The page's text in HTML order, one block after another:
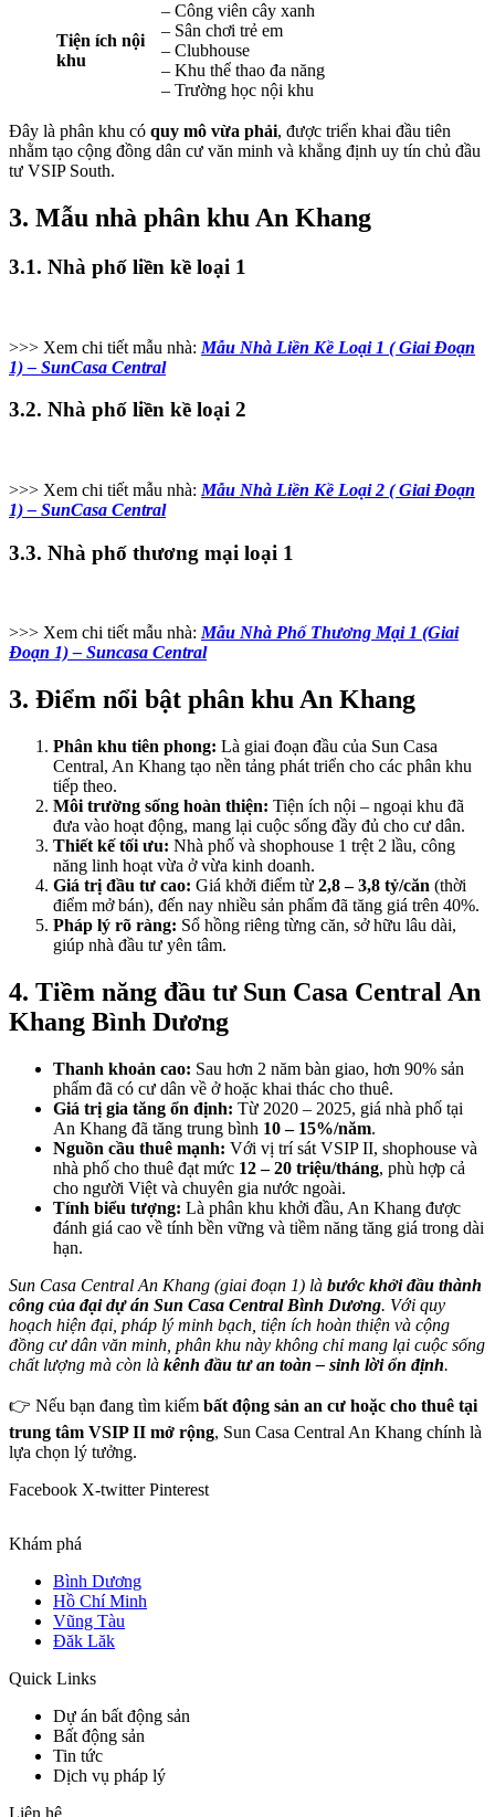
Tiện ích nội
khu
– Công viên cây xanh
– Sân chơi trẻ em
– Clubhouse
– Khu thể thao đa năng
– Trường học nội khu
Đây là phân khu có quy mô vừa phải, được triển khai đầu tiên
nhằm tạo cộng đồng dân cư văn minh và khẳng định uy tín chủ đầu
tư VSIP South.
3. Mẫu nhà phân khu An Khang
3.1. Nhà phố liền kề loại 1
>>> Xem chi tiết mẫu nhà: Mẫu Nhà Liền Kề Loại 1 ( Giai Đoạn
1) – SunCasa Central
3.2. Nhà phố liền kề loại 2
>>> Xem chi tiết mẫu nhà: Mẫu Nhà Liền Kề Loại 2 ( Giai Đoạn
1) – SunCasa Central
3.3. Nhà phố thương mại loại 1
>>> Xem chi tiết mẫu nhà:Mẫu Nhà Phố Thương Mại 1 (Giai
Đoạn 1) – Suncasa Central
3. Điểm nổi bật phân khu An Khang
Phân khu tiên phong: Là giai đoạn đầu của Sun Casa
Central, An Khang tạo nền tảng phát triển cho các phân khu
tiếp theo.
Môi trường sống hoàn thiện: Tiện ích nội – ngoại khu đã
đưa vào hoạt động, mang lại cuộc sống đầy đủ cho cư dân.
Thiết kế tối ưu: Nhà phố và shophouse 1 trệt 2 lầu, công
năng linh hoạt vừa ở vừa kinh doanh.
Giá trị đầu tư cao: Giá khởi điểm từ 2,8 – 3,8 tỷ/căn (thời
điểm mở bán), đến nay nhiều sản phẩm đã tăng giá trên 40%.
Pháp lý rõ ràng: Sổ hồng riêng từng căn, sở hữu lâu dài,
giúp nhà đầu tư yên tâm.
4. Tiềm năng đầu tư Sun Casa Central An
Khang Bình Dương
Thanh khoản cao: Sau hơn 2 năm bàn giao, hơn 90% sản
phẩm đã có cư dân về ở hoặc khai thác cho thuê.
Giá trị gia tăng ổn định: Từ 2020 – 2025, giá nhà phố tại
An Khang đã tăng trung bình 10 – 15%/năm.
Nguồn cầu thuê mạnh: Với vị trí sát VSIP II, shophouse và
nhà phố cho thuê đạt mức 12 – 20 triệu/tháng, phù hợp cả
cho người Việt và chuyên gia nước ngoài.
Tính biểu tượng: Là phân khu khởi đầu, An Khang được
đánh giá cao về tính bền vững và tiềm năng tăng giá trong dài
hạn.
Sun Casa Central An Khang (giai đoạn 1) là bước khởi đầu thành
công của đại dự án Sun Casa Central Bình Dương. Với quy
hoạch hiện đại, pháp lý minh bạch, tiện ích hoàn thiện và cộng
đồng cư dân văn minh, phân khu này không chỉ mang lại cuộc sống
chất lượng mà còn là kênh đầu tư an toàn – sinh lời ổn định.
👉 Nếu bạn đang tìm kiếm bất động sản an cư hoặc cho thuê tại
trung tâm VSIP II mở rộng, Sun Casa Central An Khang chính là
lựa chọn lý tưởng.
Facebook X-twitter Pinterest
Khám phá
Bình Dương
Hồ Chí Minh
Vũng Tàu
Đăk Lăk
Quick Links
Dự án bất động sản
Bất động sản
Tin tức
Dịch vụ pháp lý